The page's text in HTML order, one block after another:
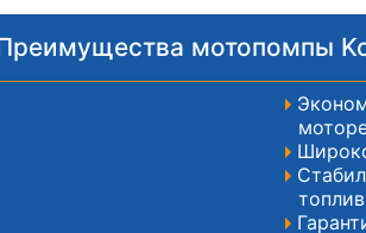
мотопомпы